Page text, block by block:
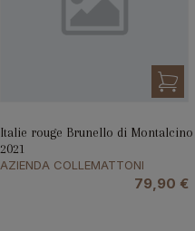
Italie rouge Brunello di Montalcino
2021
AZIENDA COLLEMATTONI
79,90 €